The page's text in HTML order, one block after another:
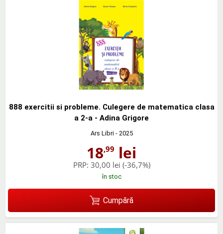
888 exercitii si probleme. Culegere de matematica clasa
a 2-a - Adina Grigore
Ars Libri- 2025
18,99 lei
PRP: 30,00 lei (-36,7%)
în stoc
Cumpără